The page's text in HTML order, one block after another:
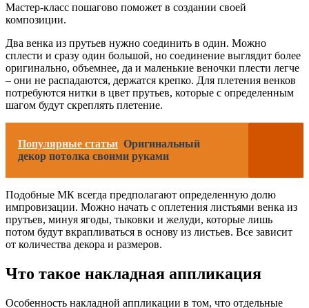
Мастер-класс пошагово поможет в создании своей
композиции.
Два венка из прутьев нужно соединить в один. Можно
сплести и сразу один большой, но соединение выглядит более
оригинально, объемнее, да и маленькие веночки плести легче
– они не распадаются, держатся крепко. Для плетения венков
потребуются нитки в цвет прутьев, которые с определенным
шагом будут скреплять плетение.
Популярные статьи Оригинальный
декор потолка своими руками
Подобные МК всегда предполагают определенную долю
импровизации. Можно начать с оплетения листьями венка из
прутьев, минуя ягоды, тыковки и желуди, которые лишь
потом будут вкрапливаться в основу из листьев. Все зависит
от количества декора и размеров.
Что такое накладная аппликация
Особенность накладной аппликации в том, что отдельные